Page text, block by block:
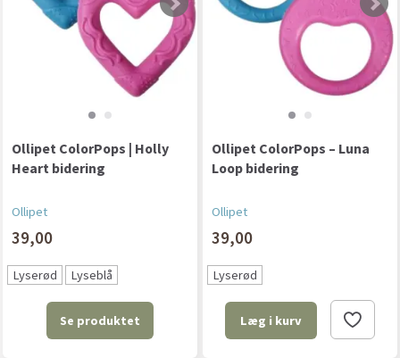
Ollipet ColorPops | Holly
Heart bidering
Ollipet
39,00
Lyserød Lyseblå
Se produktet
Ollipet ColorPops – Luna
Loop bidering
Ollipet
39,00
Lyserød
Læg i kurv